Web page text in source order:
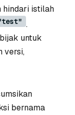
hindari istilah
.
untuk
versi,
bernama